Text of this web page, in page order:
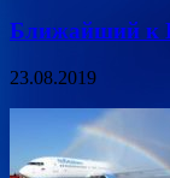
Ближайший к
23.08.2019